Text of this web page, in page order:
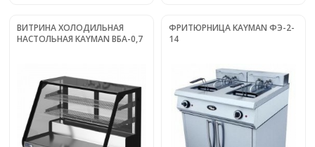
ВИТРИНА ХОЛОДИЛЬНАЯ
НАСТОЛЬНАЯ KAYMAN ВБА-0,7
ФРИТЮРНИЦА KAYMAN ФЭ-2-
14